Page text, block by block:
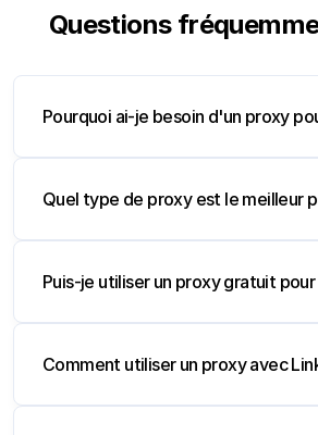
Questions
Pourquoi ai-je besoin d'un proxy
Quel type de proxy est le meilleur
Puis-je utiliser un proxy gratuit pour
Comment utiliser un proxy avec